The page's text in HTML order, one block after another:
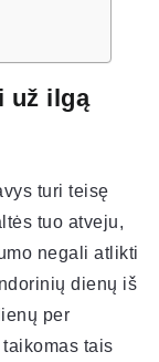
už ilgą
turi teisę
tuo atveju,
negali atlikti
dienų iš
per
tais